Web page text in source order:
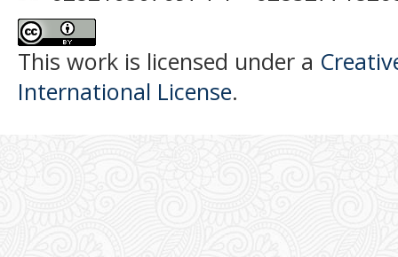
This work is licensed under a
International License.